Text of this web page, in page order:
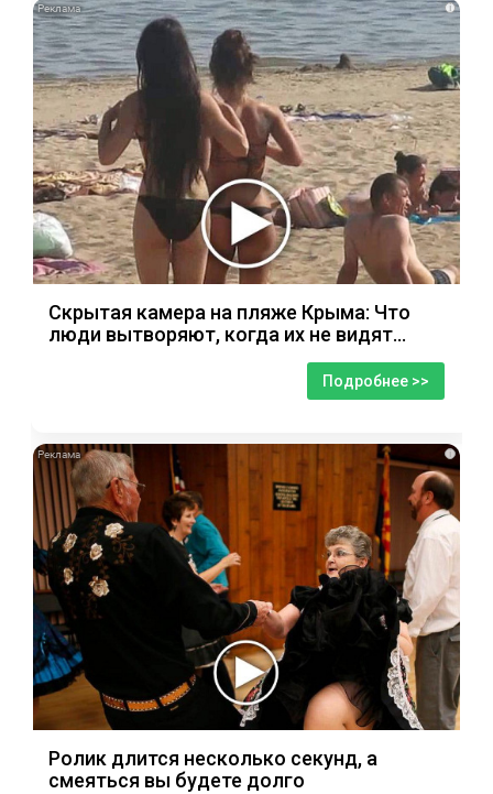
i
Скрытая камера на пляже Крыма: Что
люди вытворяют, когда их не видят...
Подробнее >>
i
Ролик длится несколько секунд, а
смеяться вы будете долго